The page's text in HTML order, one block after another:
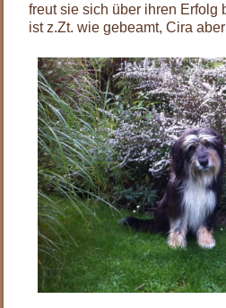
freut sie sich über ihren Erfolg
ist z.Zt. wie gebeamt, Cira